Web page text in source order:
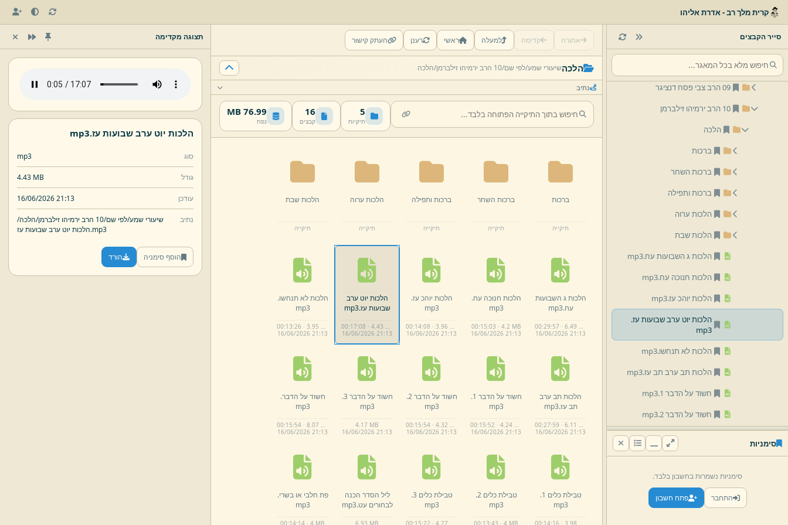
קרית מלך רב - אדרת אליהו
סייר הקבצים
06 הרב אריה שפירא
08 הרב ישראל שכטר
09 הרב צבי פסח דנציגר
10 הרב ירמיהו זילברמן
הלכה
ברכות
ברכות השחר
ברכות ותפילה
הלכות ערוה
הלכות שבת
הלכות ג השבועות עח.mp3
הלכות חנוכה עח.mp3
הלכות יוהכ עז.mp3
הלכות יוט ערב שבועות עז.
mp3
הלכות לא תנחשו.mp3
הלכות תב ערב תב עז.mp3
חשוד על הדבר 1.
mp3
חשוד על הדבר 2.
mp3
חשוד על הדבר 3. mp3
חשוד על הדבר.mp3
טבילת כלים 1. mp3
טבילת כלים 2.
mp3
סימניות
סימניות נשמרות בחשבון בלבד.
התחבר פתח חשבון
אחורה קדימה למעלה ראשי רענן העתק קישור
הלכהשיעורי שמע/לפי שם/10 הרב ירמיהו זילברמן/ הלכה
נתיב
5
תיקיות
16
קבצים
76.99 MB
נפח
ברכות
תיקייה
ברכות השחר
תיקייה
ברכות ותפילה
תיקייה
הלכות ערוה
תיקייה
הלכות שבת
תיקייה
הלכות ג השבועות
עח.mp3
00:29:57 · 6.49 MB
16/06/2026 21:13
הלכות חנוכה עח.
mp3
00:15:03 · 4.2 MB
16/06/2026 21:13
הלכות יוהכ עז.
mp3
00:14:08 · 3.96 MB
16/06/2026 21:13
הלכות יוט ערב
שבועות עז.mp3
00:17:08 · 4.43 MB
16/06/2026 21:13
הלכות לא תנחשו.
mp3
00:13:26 · 3.95 MB
16/06/2026 21:13
הלכות תב ערב
תב עז.mp3
00:27:59 · 6.11 MB
16/06/2026 21:13
חשוד על הדבר 1.
mp3
00:15:52 · 4.24 MB
16/06/2026 21:13
חשוד על הדבר 2.
mp3
00:15:54 · 4.32 MB
16/06/2026 21:13
חשוד על הדבר 3.
mp3
4.17 MB
16/06/2026 21:13
חשוד על הדבר.
mp3
00:15:54 · 8.07 MB
16/06/2026 21:13
טבילת כלים 1.
mp3
טבילת כלים 2.
mp3
00:13:43 · 4 MB
טבילת כלים 3.
mp3
ליל הסדר הכנה
לבחורים עט.mp3
6. 93 MB
פת חלבי או בשרי.
mp3
00:14:14 · 4 MB
תצוגה מקדימה
הלכות יוט ערב שבועות עז.mp3
סוג mp3
גודל 4.43 MB
עודכן 16/06/2026 21:13
נתיב שיעורי שמע/לפי שם/10 הרב ירמיהו זילברמן/
הלכה/
הלכות יוט ערב שבועות עז.mp3
הוסף סימניה הורד